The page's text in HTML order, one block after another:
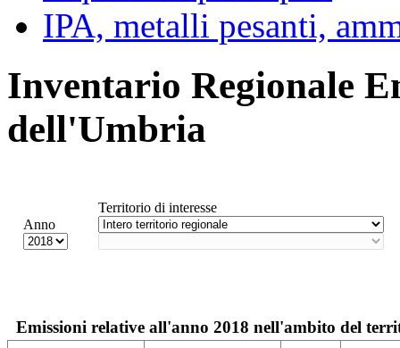
IPA, metalli pesanti,
Inventario Regionale
dell'Umbria
Anno
Territorio di interesse
Emissioni relative all'anno 2018 nell'ambito del